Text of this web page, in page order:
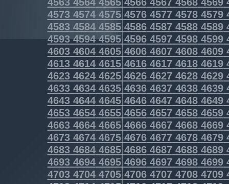
4573457445754576457745784579
4583458445854586458745884589
4593459445954596459745984599
4603460446054606460746084609
4613461446154616461746184619
4623462446254626462746284629
4633463446354636463746384639
4643464446454646464746484649
4653465446554656465746584659
4663466446654666466746684669
4673467446754676467746784679
4683468446854686468746884689
4693469446954696469746984699
4703470447054706470747084709